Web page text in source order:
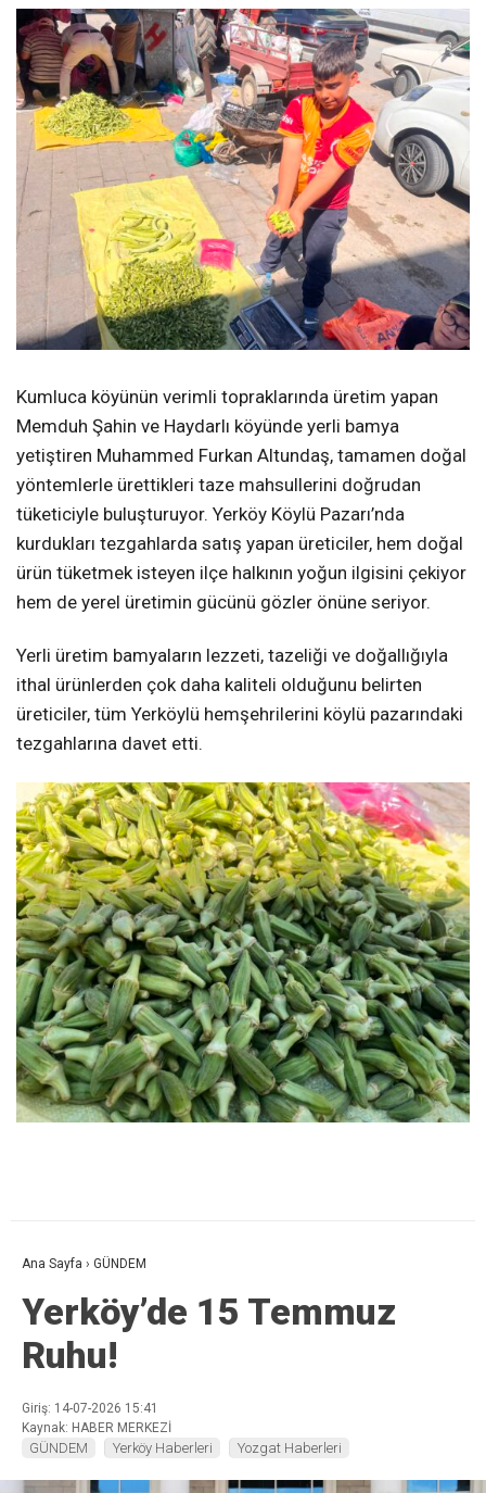
Kumluca köyünün verimli topraklarında üretim yapan
Memduh Şahin ve Haydarlı köyünde yerli bamya
yetiştiren Muhammed Furkan Altundaş, tamamen doğal
yöntemlerle ürettikleri taze mahsullerini doğrudan
tüketiciyle buluşturuyor. Yerköy Köylü Pazarı’nda
kurdukları tezgahlarda satış yapan üreticiler, hem doğal
ürün tüketmek isteyen ilçe halkının yoğun ilgisini çekiyor
hem de yerel üretimin gücünü gözler önüne seriyor.
Yerli üretim bamyaların lezzeti, tazeliği ve doğallığıyla
ithal ürünlerden çok daha kaliteli olduğunu belirten
üreticiler, tüm Yerköylü hemşehrilerini köylü pazarındaki
tezgahlarına davet etti.
Ana Sayfa › GÜNDEM
Yerköy’de 15 Temmuz
Ruhu!
Giriş: 14-07-2026 15:41
Kaynak: HABER MERKEZİ
GÜNDEM Yerköy Haberleri Yozgat Haberleri